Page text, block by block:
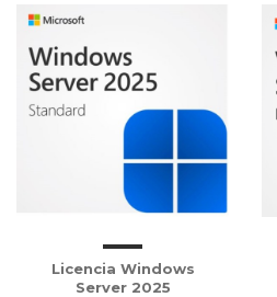
Licencia Windows
Server 2025